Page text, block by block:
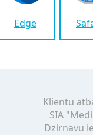
Edge
Klientu
SIA
Dzirnavu